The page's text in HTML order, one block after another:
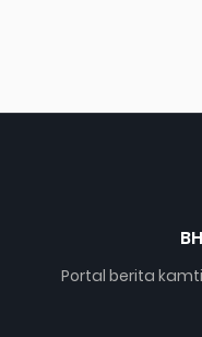
Portal berita